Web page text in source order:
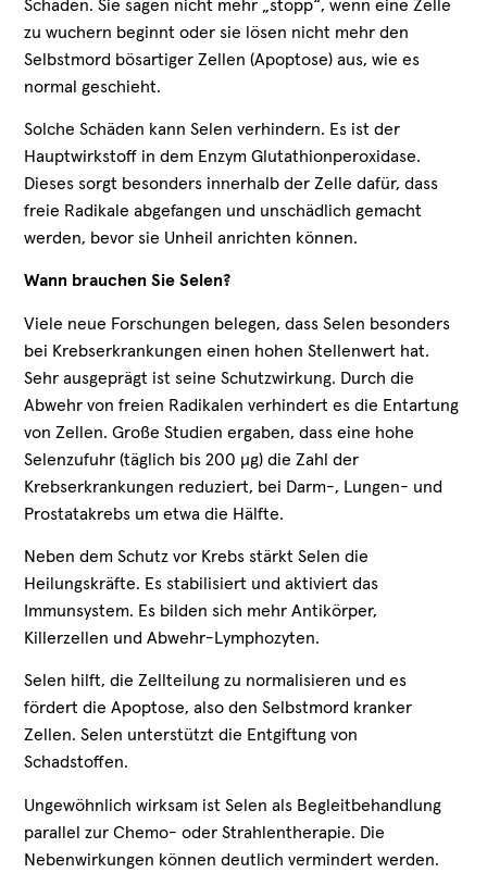
zu wuchern beginnt oder sie lösen nicht mehr den
Selbstmord bösartiger Zellen (Apoptose) aus, wie es
normal geschieht.
Solche Schäden kann Selen verhindern. Es ist der
Hauptwirkstoff in dem Enzym Glutathionperoxidase.
Dieses sorgt besonders innerhalb der Zelle dafür, dass
freie Radikale abgefangen und unschädlich gemacht
werden, bevor sie Unheil anrichten können.
Wann brauchen Sie Selen?
Viele neue Forschungen belegen, dass Selen besonders
bei Krebserkrankungen einen hohen Stellenwert hat.
Sehr ausgeprägt ist seine Schutzwirkung. Durch die
Abwehr von freien Radikalen verhindert es die Entartung
von Zellen. Große Studien ergaben, dass eine hohe
Selenzufuhr (täglich bis 200 µg) die Zahl der
Krebserkrankungen reduziert, bei Darm-, Lungen- und
Prostatakrebs um etwa die Hälfte.
Neben dem Schutz vor Krebs stärkt Selen die
Heilungskräfte. Es stabilisiert und aktiviert das
Immunsystem. Es bilden sich mehr Antikörper,
Killerzellen und Abwehr-Lymphozyten.
Selen hilft, die Zellteilung zu normalisieren und es
fördert die Apoptose, also den Selbstmord kranker
Zellen. Selen unterstützt die Entgiftung von
Schadstoffen.
Ungewöhnlich wirksam ist Selen als Begleitbehandlung
parallel zur Chemo- oder Strahlentherapie. Die
Nebenwirkungen können deutlich vermindert werden.